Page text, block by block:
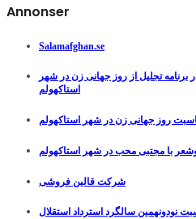
Annonser
Salamafghan.se
برنامه تجلیل از روز جهانی زن در شهر
استاکهولم
روز جهانی زن در شهر استاکهولم
با مجتبی محب در شهر استاکهولم
شرکت قالین فروشی
نودونهمین سالگرد استرداد استقلال